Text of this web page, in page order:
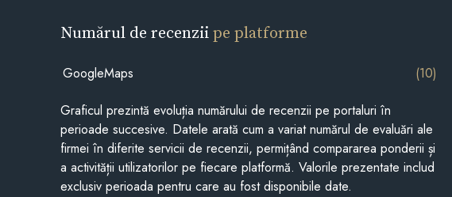
Numărul de recenziipe platforme
GoogleMaps (10)
Graficul prezintă evoluția numărului de recenzii pe portaluri în
perioade succesive. Datele arată cum a variat numărul de evaluări ale
firmei în diferite servicii de recenzii, permițând compararea ponderii și
a activității utilizatorilor pe fiecare platformă. Valorile prezentate includ
exclusiv perioada pentru care au fost disponibile date.